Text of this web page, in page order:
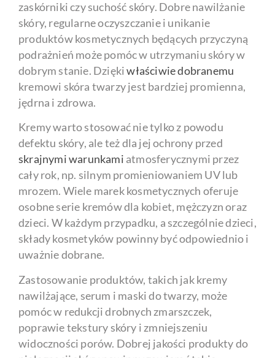
zaskórniki czy suchość skóry. Dobre nawilżanie
skóry, regularne oczyszczanie i unikanie
produktów kosmetycznych będących przyczyną
podrażnień może pomóc w utrzymaniu skóry w
dobrym stanie. Dziękiwłaściwie dobranemu
kremowi skóra twarzy jest bardziej promienna,
jędrna i zdrowa.
Kremy warto stosować nie tylko z powodu
defektu skóry, ale też dla jej ochrony przed
skrajnymi warunkami atmosferycznymi przez
cały rok, np. silnym promieniowaniem UV lub
mrozem. Wiele marek kosmetycznych oferuje
osobne serie kremów dla kobiet, mężczyzn oraz
dzieci. W każdym przypadku, a szczególnie dzieci,
składy kosmetyków powinny być odpowiednio i
uważnie dobrane.
Zastosowanie produktów, takich jak kremy
nawilżające, serum i maski do twarzy, może
pomóc w redukcji drobnych zmarszczek,
poprawie tekstury skóry i zmniejszeniu
widoczności porów. Dobrej jakości produkty do